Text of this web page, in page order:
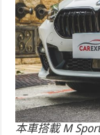
本車搭載 M